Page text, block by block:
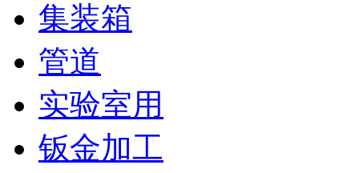
集装箱
管道
实验室用
钣金加工